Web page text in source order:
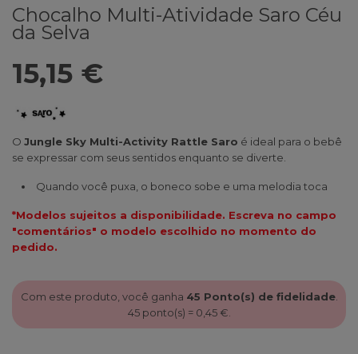
Chocalho Multi-Atividade Saro Céu
da Selva
15,15 €
O Jungle Sky Multi-Activity Rattle Saro é ideal para o bebê
se expressar com seus sentidos enquanto se diverte.
Quando você puxa, o boneco sobe e uma melodia toca
*Modelos sujeitos a disponibilidade. Escreva no campo
"comentários" o modelo escolhido no momento do
pedido.
Com este produto, você ganha 45 Ponto(s) de fidelidade.
45ponto(s) = 0,45 €